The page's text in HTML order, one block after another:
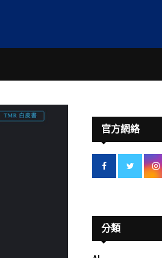
官方網絡
分類